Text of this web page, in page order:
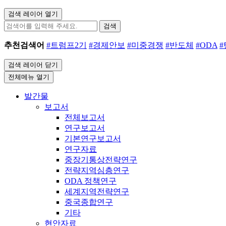
검색 레이어 열기
검색
추천검색어 #트럼프2기 #경제안보 #미중경쟁 #반도체 #ODA #
검색 레이어 닫기
전체메뉴 열기
발간물
보고서
전체보고서
연구보고서
기본연구보고서
연구자료
중장기통상전략연구
전략지역심층연구
ODA 정책연구
세계지역전략연구
중국종합연구
기타
현안자료